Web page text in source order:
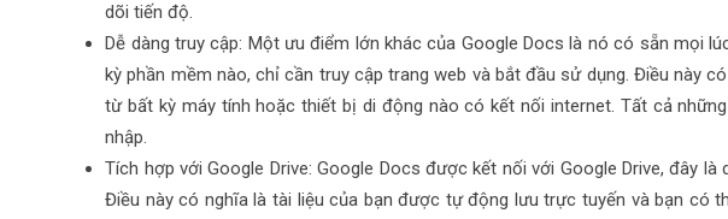
dõi tiến độ.
Dễ dàng truy cập: Một ưu điểm lớn khác của Google Docs là nó có sẵn mọi
kỳ phần mềm nào, chỉ cần truy cập trang web và bắt đầu sử dụng. Điều này
từ bất kỳ máy tính hoặc thiết bị di động nào có kết nối internet. Tất cả
nhập.
Tích hợp với Google Drive: Google Docs được kết nối với Google Drive, đây
Điều này có nghĩa là tài liệu của bạn được tự động lưu trực tuyến và bạn có